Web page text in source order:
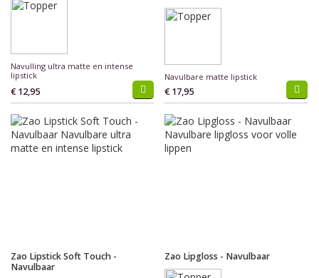
Navulling ultra matte en intense
lipstick
€ 12,95
Navulbare matte lipstick
€ 17,95
Zao Lipstick Soft Touch -
Navulbaar
Zao Lipgloss - Navulbaar